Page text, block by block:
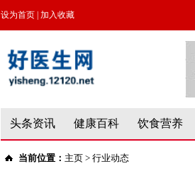
设为首页 加入收藏
头条资讯 健康百科 饮食营养
当前位置： 主页 > 行业动态